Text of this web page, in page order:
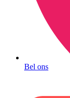
Bel ons